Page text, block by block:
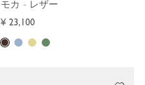
モカ - レザー
¥ 23,100